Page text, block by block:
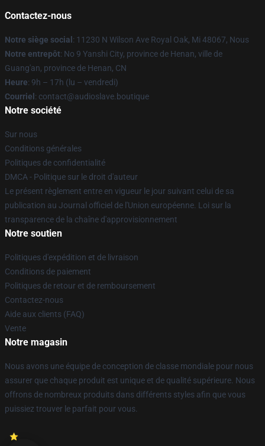
Contactez-nous
Notre siège social : 11230 N Wilson Ave Royal Oak, Mi 48067, Nous
Notre entrepôt: No 9 Yanshi City, province de Henan, ville de
Guang'an, province de Henan, CN
Heure: 9h – 17h (lu – vendredi)
Courriel : contact@audioslave.boutique
Notre société
Sur nous
Conditions générales
Politiques de confidentialité
DMCA - Politique sur le droit d'auteur
Le présent règlement entre en vigueur le jour suivant celui de sa
publication au Journal officiel de l'Union européenne. Loi sur la
transparence de la chaîne d'approvisionnement
Notre soutien
Politiques d'expédition et de livraison
Conditions de paiement
Politiques de retour et de remboursement
Contactez-nous
Aide aux clients (FAQ)
Vente
Notre magasin
Nous avons une équipe de conception de classe mondiale pour nous
assurer que chaque produit est unique et de qualité supérieure. Nous
offrons de nombreux produits dans différents styles afin que vous
puissiez trouver le parfait pour vous.